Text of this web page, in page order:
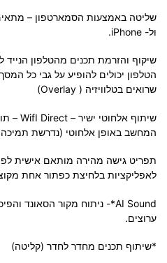
שליטה באמצעות הסמארטפון –
ול- iPhone.
שיקוף והזרמת תכנים מהטלפון הנייד
הטלפון יכולים להופיע על גבי כל
שרואים בטלוויזיה ( Overlay)
המחשב באופן אלחוטי (נדרשת תמיכה
תפריט גישה מהירה מותאם אישית
לאפליקציות בלחיצת כפתור אחת
ערוצים.
*שיתוף תכנים מחדר לחדר (קליטה)